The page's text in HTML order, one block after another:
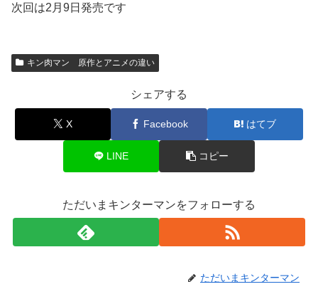
次回は2月9日発売です
キン肉マン 原作とアニメの違い
シェアする
X Facebook はてブ
LINE コピー
ただいまキンターマンをフォローする
ただいまキンターマン